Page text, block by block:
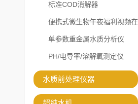
标准COD消解器
便携式微生物午夜福利视频在
线观看
单参数重金属水质分析仪
PH/电导率/溶解氧测定仪
水质前处理仪器